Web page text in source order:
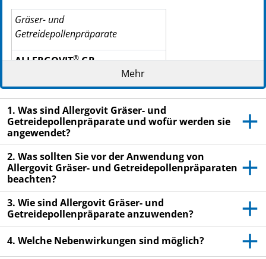
Gräser- und
Getreidepollenpräparate
ALLERGOVIT®GR
158 Rog­gen 40 %
ALLERGOVIT® G
006 Gräser 100 %
133 Honiggras
140 Knäuelgras, gemeines zu
157 Raygras, engl. glei­chen
177 Wiesenlieschgras Tei­len
178 Wiesenrispengras
Mehr
1. Was sind Allergovit Gräser- und
Getreidepollenpräparate und wofür werden sie
angewendet?
2. Was sollten Sie vor der Anwendung von
Allergovit Gräser- und Getreidepollenpräparaten
beachten?
3. Wie sind Allergovit Gräser- und
Getreidepollenpräparate anzuwenden?
4. Welche Nebenwirkungen sind möglich?